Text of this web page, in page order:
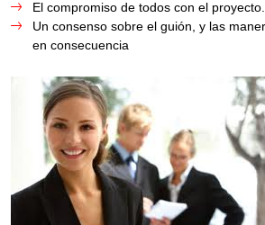
El compromiso de todos con el proyecto.
Un consenso sobre el guión, y las
en consecuencia